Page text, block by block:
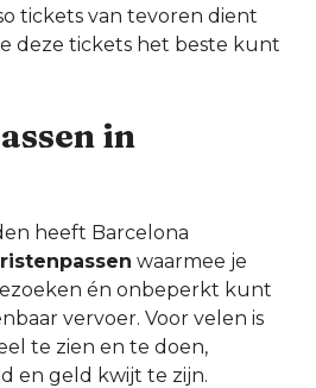
tickets van tevoren dient
deze tickets het beste kunt
in
heeft Barcelona
waarmee je
én onbeperkt kunt
vervoer. Voor velen is
te zien en te doen,
en geld kwijt te zijn.